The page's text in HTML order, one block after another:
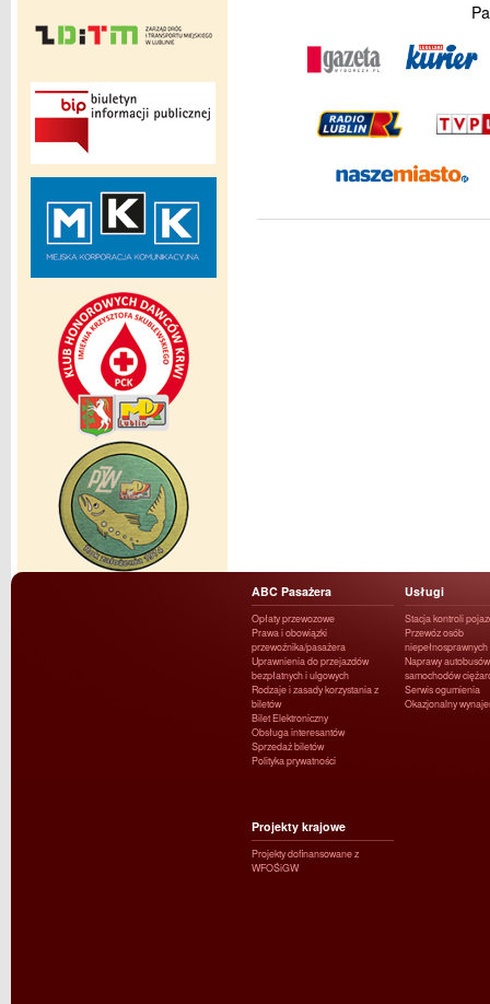
ABC Pasażera
Opłaty przewozowe
Prawa i obowiązki
przewoźnika/pasażera
Uprawnienia do przejazdów
bezpłatnych i ulgowych
Rodzaje i zasady korzystania z
biletów
Bilet Elektroniczny
Obsługa interesantów
Sprzedaż biletów
Polityka prywatności
Usługi
Stacja kontroli
Przewóz osób
niepełnosprawnych
Naprawy
samochodów
Serwis ogumienia
Okazjonalny
Projekty krajowe
Projekty dofinansowane z
WFOŚiGW